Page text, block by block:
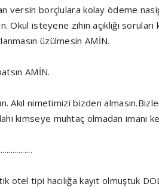
versin borçlulara kolay ödeme
Okul isteyene zihin açıklığı
üzülmesin AMİN.
AMİN.
Akıl nimetimizi bizden
kimseye muhtaç olmadan imanı
otel tipi hacılığa kayıt olmuştuk